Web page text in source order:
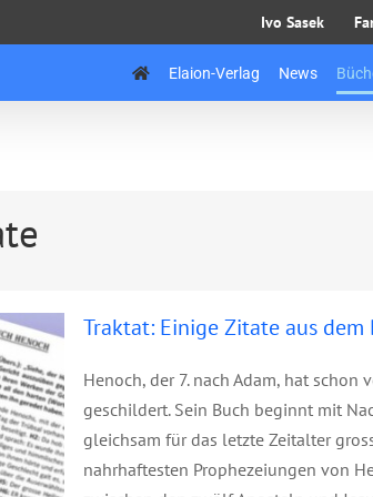
Ivo Sasek
Elaion-Verlag News
Traktat: Einige Zitate aus dem
Henoch, der 7. nach Adam, hat
geschildert. Sein Buch beginnt mit
gleichsam für das letzte Zeitalter
nahrhaftesten Prophezeiungen von